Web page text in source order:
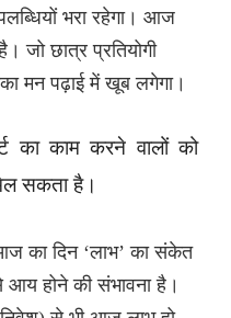
भरा रहेगा। आज
जो छात्र प्रतियोगी
मन पढ़ाई में खूब लगेगा।
का काम करने वालों को
सकता है।
का दिन ‘लाभ’ का संकेत
होने की संभावना है।